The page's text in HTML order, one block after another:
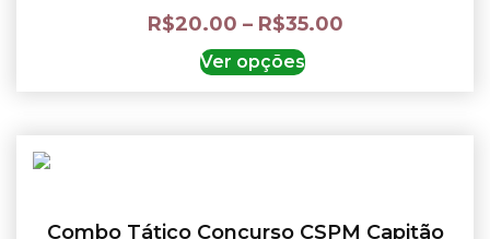
R$20.00 – R$35.00
Ver opções
Combo Tático Concurso CSPM Capitão